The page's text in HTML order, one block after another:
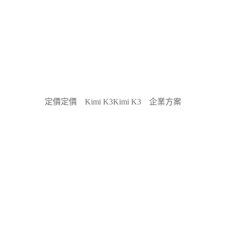
定價定價 Kimi K3Kimi K3 企業方案